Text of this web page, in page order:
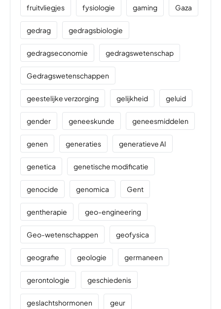
fruitvliegjes fysiologie gaming Gaza
gedrag gedragsbiologie
gedragseconomie gedragswetenschap
Gedragswetenschappen
geestelijke verzorging gelijkheid geluid
gender geneeskunde geneesmiddelen
genen generaties generatieve AI
genetica genetische modificatie
genocide genomica Gent
gentherapie geo-engineering
Geo-wetenschappen geofysica
geografie geologie germaneen
gerontologie geschiedenis
geslachtshormonen geur